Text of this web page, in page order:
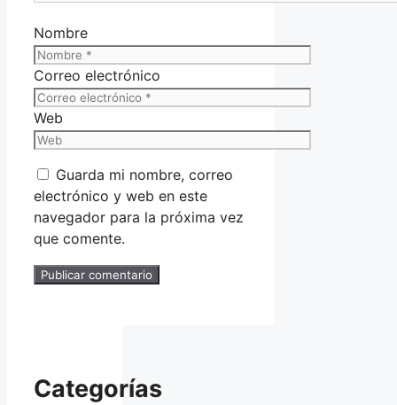
Nombre
Correo electrónico
Web
Guarda mi nombre, correo
electrónico y web en este
navegador para la próxima vez
que comente.
Categorías